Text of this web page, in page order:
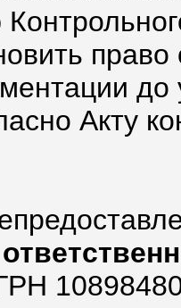
право
Акту